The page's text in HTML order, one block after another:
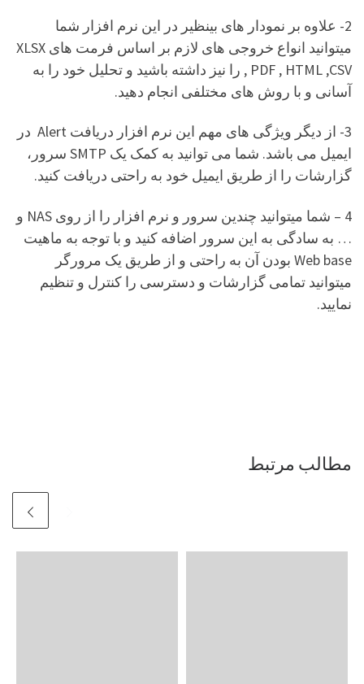
2- علاوه بر نمودار های بینظیر در این نرم افزار شما
میتوانید انواع خروجی های لازم بر اساس فرمت های XLSX
, PDF , HTML ,CSV را نیز داشته باشید و تحلیل خود را به
آسانی و با روش های مختلفی انجام دهید.
3- از دیگر ویژگی های مهم این نرم افزار دریافت Alert در
ایمیل می باشد. شما می توانید به کمک یک SMTP سرور،
گزارشات را از طریق ایمیل خود به راحتی دریافت کنید.
4 – شما میتوانید چندین سرور و نرم افزار را از روی NAS و
… به سادگی به این سرور اضافه کنید و با توجه به ماهیت
Web base بودن آن به راحتی و از طریق یک مرورگر
میتوانید تمامی گزارشات و دسترسی را کنترل و تنظیم
نمایید.
مطالب مرتبط